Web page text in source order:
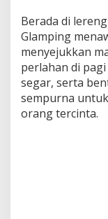
Berada di
Glamping
menyejukkan
perlahan di
segar, serta
sempurna
orang tercinta.